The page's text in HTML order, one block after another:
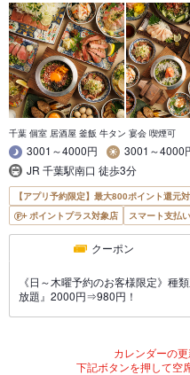
千葉 個室 居酒屋 釜飯 牛タン 宴会 喫煙可
3001～4000円
3001～4000
JR 千葉駅南口 徒歩3分
【アプリ予約限定】最大800ポイント還元
ポイントプラス対象店
スマート支払
クーポン
《日～木曜予約のお客様限定》種
放題』2000円⇒980円！
カレンダーの更
下記ボタンを押して空